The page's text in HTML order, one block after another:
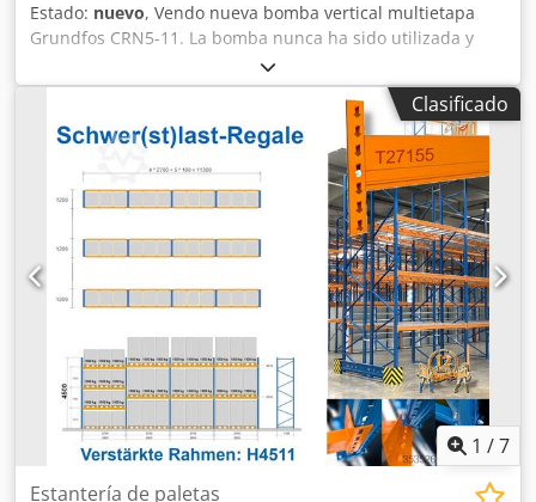
Estado: nuevo, Vendo nueva bomba vertical multietapa
Grundfos CRN5-11. La bomba nunca ha sido utilizada y
proviene de un excedente de almacén. El equipo está en
muy buen estado, almacenado en su embalaje original.
Incluye documentación del fabricante. Credpfxjyubcns
Ahasf Las bombas de la serie Grundfos CRN están
diseñadas para operar en instalaciones industriales y de
agua. Se destacan por su alta eficiencia, fiabilidad y
excelente calidad de fabricación. Datos técnicos
Fabricante: Grundfos Modelo: CRN5-11 A-P-A-E-HQQE
Potencia del motor: 2,2 kW Frecuencia: 50 Hz Velocidad:
2899 rpm Caudal: 5,8 m³/h Altura de elevación: hasta 56,5
m (máx. 76 m) Presión máxima: 25 bar Temperatura
máxima: 120°C La bomba está fabricada en acero
inoxidable y es apta para instalaciones de agua,
aplicaciones industriales, sistemas de presión,
instalaciones tecnológicas y plantas de tratamiento de
agua. Estado: nueva, nunca utilizada.
Clasificado
1 /7
Estantería de paletas